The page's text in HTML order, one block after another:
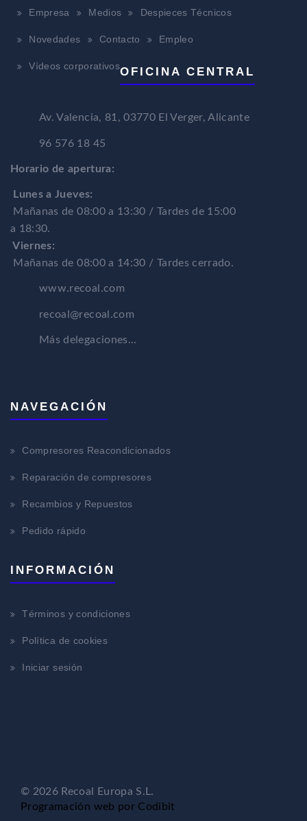
Empresa Medios Despieces Técnicos
Novedades Contacto Empleo
Vídeos corporativosOFICINA CENTRAL
Av. Valencia, 81, 03770 El Verger, Alicante
96 576 18 45
Horario de apertura:
Lunes a Jueves:
Mañanas de 08:00 a 13:30 / Tardes de 15:00
a 18:30.
Viernes:
Mañanas de 08:00 a 14:30 / Tardes cerrado.
www.recoal.com
recoal@recoal.com
Más delegaciones...
NAVEGACIÓN
Compresores Reacondicionados
Reparación de compresores
Recambios y Repuestos
Pedido rápido
INFORMACIÓN
Términos y condiciones
Política de cookies
Iniciar sesión
© 2026 Recoal Europa S.L.
Programación web por Codibit